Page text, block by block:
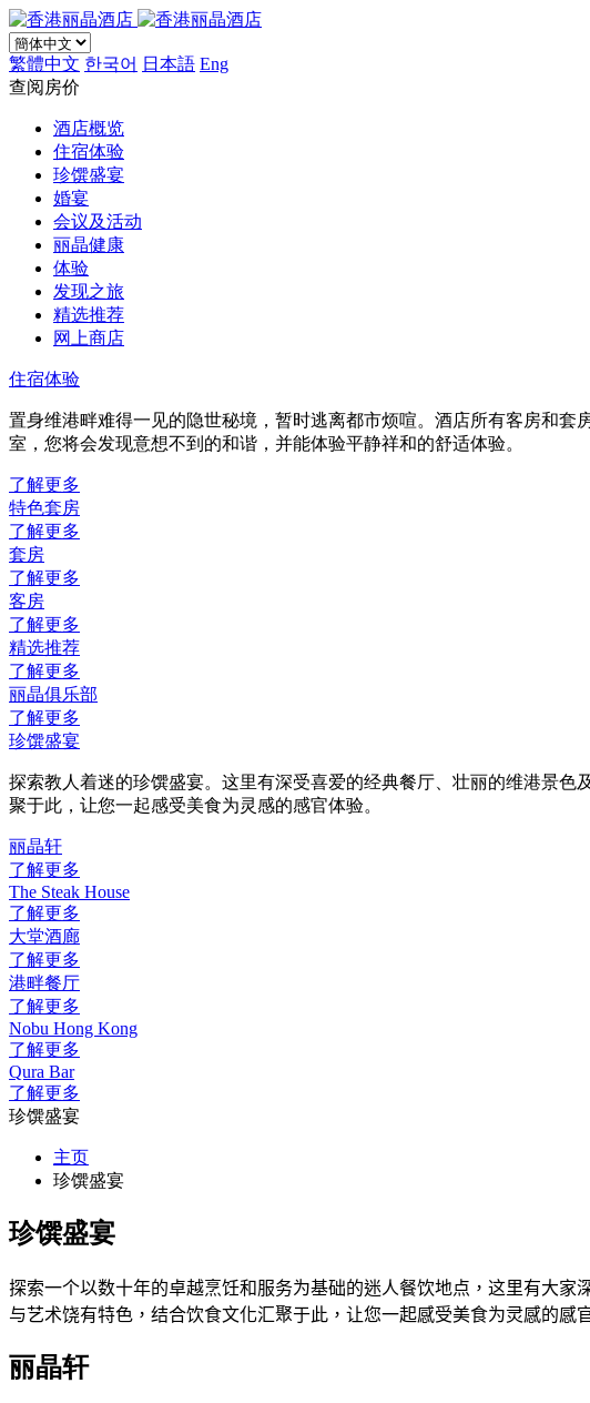
繁體中文 한국어 日本語 Eng
查阅房价
酒店概览
住宿体验
珍馔盛宴
婚宴
会议及活动
丽晶健康
体验
发现之旅
精选推荐
网上商店
住宿体验
置身维港畔难得一见的隐世秘境，暂时逃离都市烦喧。酒店所有客房和
室，您将会发现意想不到的和谐，并能体验平静祥和的舒适体验。
了解更多
特色套房
了解更多
套房
了解更多
客房
了解更多
精选推荐
了解更多
丽晶俱乐部
了解更多
珍馔盛宴
探索教人着迷的珍馔盛宴。这里有深受喜爱的经典餐厅、壮丽的维港景
聚于此，让您一起感受美食为灵感的感官体验。
丽晶轩
了解更多
The Steak House
了解更多
大堂酒廊
了解更多
港畔餐厅
了解更多
Nobu Hong Kong
了解更多
Qura Bar
了解更多
珍馔盛宴
主页
珍馔盛宴
珍馔盛宴
探索一个以数十年的卓越烹饪和服务为基础的迷人餐饮地点，这里有大
与艺术饶有特色，结合饮食文化汇聚于此，让您一起感受美食为灵感的感
丽晶轩